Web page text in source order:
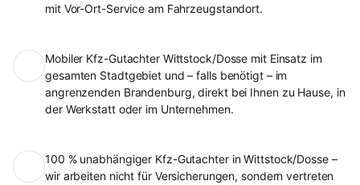
mit Vor-Ort-Service am Fahrzeugstandort.
Mobiler Kfz-Gutachter Wittstock/Dosse mit Einsatz im
gesamten Stadtgebiet und – falls benötigt – im
angrenzenden Brandenburg, direkt bei Ihnen zu Hause, in
der Werkstatt oder im Unternehmen.
100 % unabhängiger Kfz-Gutachter in Wittstock/Dosse –
wir arbeiten nicht für Versicherungen, sondern vertreten